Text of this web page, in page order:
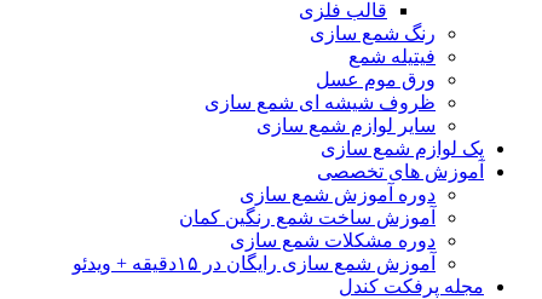
قالب فلزی
رنگ شمع سازی
فیتیله شمع
ورق موم عسل
ظروف شیشه ای شمع سازی
سایر لوازم شمع سازی
پک لوازم شمع سازی
آموزش های تخصصی
دوره آموزش شمع سازی
آموزش ساخت شمع رنگین کمان
دوره مشکلات شمع سازی
آموزش شمع سازی رایگان در ۱۵دقیقه + ویدئو
مجله پرفکت کندل